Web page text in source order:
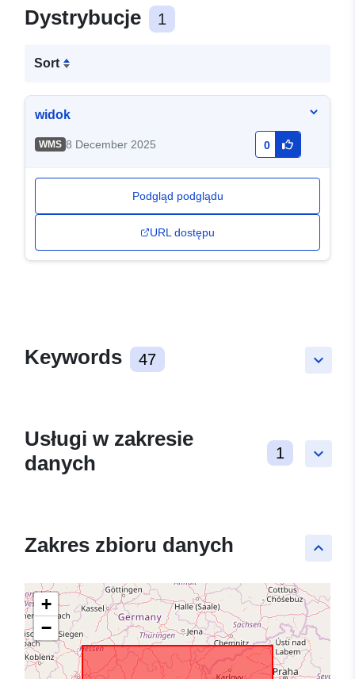
Dystrybucje 1
Sort
widok
WMS 8 December 2025 0
Podgląd podglądu
URL dostępu
keyboard_arrow_down
Keywords 47
keyboard_arrow_down
Usługi w zakresie
danych
1
keyboard_arrow_up
Zakres zbioru danych
+
−